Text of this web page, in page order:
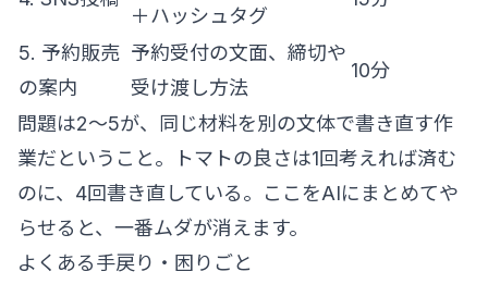
＋ハッシュタグ
5. 予約販売
の案内
予約受付の文面、締切や
受け渡し方法
10分
問題は2〜5が、同じ材料を別の文体で書き直す作
業だということ。トマトの良さは1回考えれば済む
のに、4回書き直している。ここをAIにまとめてや
らせると、一番ムダが消えます。
よくある手戻り・困りごと